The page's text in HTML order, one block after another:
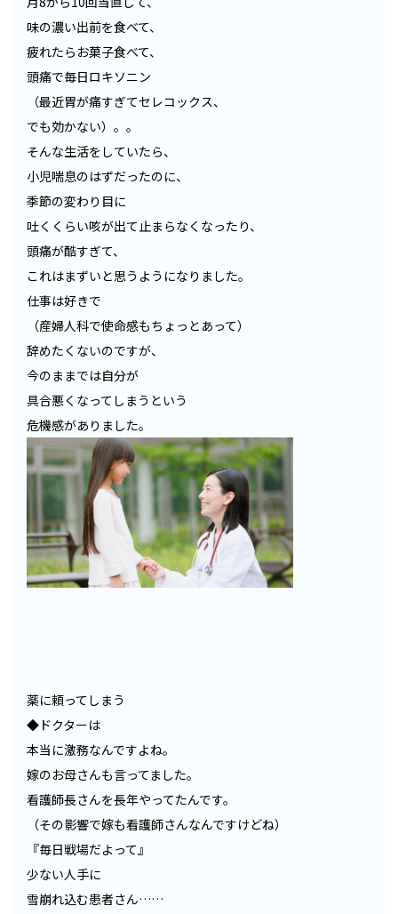
味の濃い出前を食べて、
疲れたらお菓子食べて、
頭痛で毎日ロキソニン
（最近胃が痛すぎてセレコックス、
でも効かない）。。
そんな生活をしていたら、
小児喘息のはずだったのに、
季節の変わり目に
吐くくらい咳が出て止まらなくなったり、
頭痛が酷すぎて、
これはまずいと思うようになりました。
仕事は好きで
（産婦人科で使命感もちょっとあって）
辞めたくないのですが、
今のままでは自分が
具合悪くなってしまうという
危機感がありました。
薬に頼ってしまう
◆ドクターは
本当に激務なんですよね。
嫁のお母さんも言ってました。
看護師長さんを長年やってたんです。
（その影響で嫁も看護師さんなんですけどね）
『毎日戦場だよって』
少ない人手に
雪崩れ込む患者さん……